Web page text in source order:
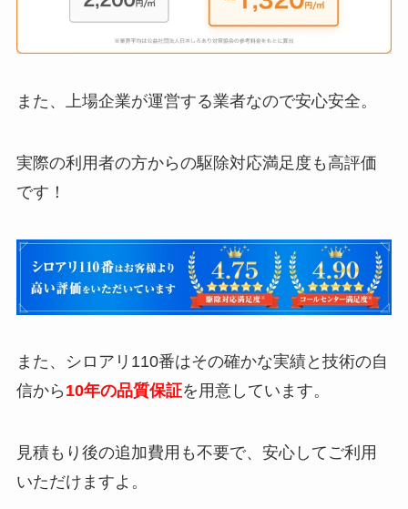
また、上場企業が運営する業者なので安心安全。
実際の利用者の方からの駆除対応満足度も高評価
です！
また、シロアリ110番はその確かな実績と技術の自
信から 10年の品質保証を用意しています。
見積もり後の追加費用も不要で、安心してご利用
いただけますよ。